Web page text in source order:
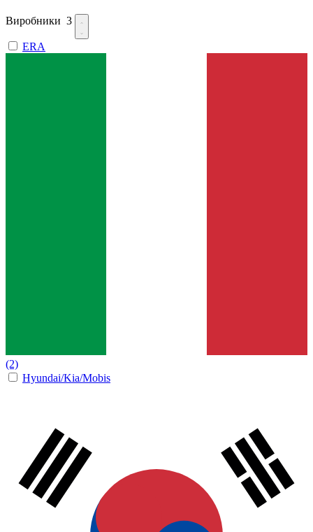
Виробники 3
ERA
(2)
Hyundai/Kia/Mobis